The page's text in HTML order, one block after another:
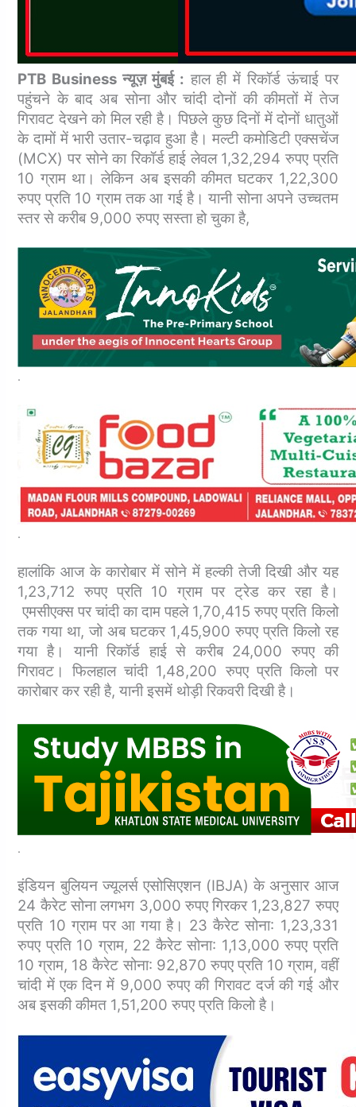
PTB Business न्यूज़ मुंबई : हाल ही में रिकॉर्ड ऊंचाई पर
पहुंचने के बाद अब सोना और चांदी दोनों की कीमतों में तेज
गिरावट देखने को मिल रही है। पिछले कुछ दिनों में दोनों धातुओं
के दामों में भारी उतार-चढ़ाव हुआ है।मल्‍टी कमोडिटी एक्सचेंज
(MCX) पर सोने का रिकॉर्ड हाई लेवल 1,32,294 रुपए प्रति
10 ग्राम था। लेकिन अब इसकी कीमत घटकर 1,22,300
रुपए प्रति 10 ग्राम तक आ गई है।यानी सोना अपने उच्चतम
स्तर से करीब 9,000 रुपए सस्‍ता हो चुका है,
.
.
हालांकि आज के कारोबार में सोने में हल्की तेजी दिखी और यह
1,23,712 रुपए प्रति 10 ग्राम पर ट्रेड कर रहा है।
एमसीएक्‍स पर चांदी का दाम पहले 1,70,415 रुपए प्रति किलो
तक गया था, जो अब घटकर 1,45,900 रुपए प्रति किलो रह
गया है। यानी रिकॉर्ड हाई से करीब 24,000 रुपए की
गिरावट। फिलहाल चांदी 1,48,200 रुपए प्रति किलो पर
कारोबार कर रही है, यानी इसमें थोड़ी रिकवरी दिखी है।
.
इंडियन बुलियन ज्‍यूलर्स एसोसिएशन (IBJA) के अनुसार आज
24 कैरेट सोना लगभग 3,000 रुपए गिरकर 1,23,827 रुपए
प्रति 10 ग्राम पर आ गया है। 23 कैरेट सोना: 1,23,331
रुपए प्रति 10 ग्राम, 22 कैरेट सोना: 1,13,000 रुपए प्रति
10 ग्राम, 18 कैरेट सोना: 92,870 रुपए प्रति 10 ग्राम, वहीं
चांदी में एक दिन में 9,000 रुपए की गिरावट दर्ज की गई और
अब इसकी कीमत 1,51,200 रुपए प्रति किलो है।